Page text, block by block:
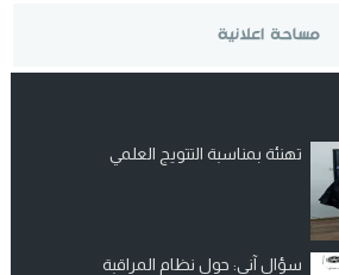
تهنئة بمناسبة التتويج العلمي
سؤال آني: حول نظام المراقبة